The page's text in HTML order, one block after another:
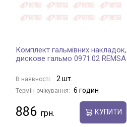
Комплект гальмівних накладок,
дискове гальмо 0971.02 REMSA
В наявності: 2 шт.
Термін очікування: 6 годин
886 КУПИТИ